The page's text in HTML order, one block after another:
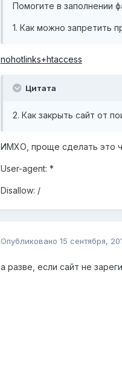
Помогите в заполнении
1. Как можно запретить
nohotlinks+htaccess
Цитата
2. Как закрыть сайт от
ИМХО, проще сделать это
User-agent: *
Disallow: /
Опубликовано 15 сентября,
а разве, если сайт не